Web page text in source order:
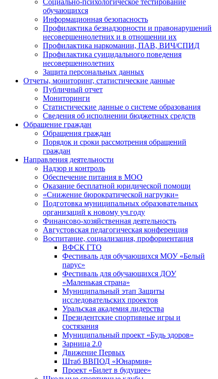
Социально-психологическое тестирование
обучающихся
Информационная безопасность
Профилактика безнадзорности и правонарушений
несовершеннолетних и в отношении их
Профилактика наркомании, ПАВ, ВИЧ/СПИД
Профилактика суицидального поведения
несовершеннолетних
Защита персональных данных
Отчеты, мониторинг, статистические данные
Публичный отчет
Мониторинги
Статистические данные о системе образования
Сведения об исполнении бюджетных средств
Обращение граждан
Обращения граждан
Порядок и сроки рассмотрения обращений
граждан
Направления деятельности
Надзор и контроль
Обеспечение питания в МОО
Оказание бесплатной юридической помощи
«Снижение бюрократической нагрузки»
Подготовка муниципальных образовательных
организаций к новому уч.году
Финансово-хозяйственная деятельность
Августовская педагогическая конференция
Воспитание, социализация, профориентация
ВФСК ГТО
Фестиваль для обучающихся МОУ «Белый
парус»
Фестиваль для обучающихся ДОУ
«Маленькая страна»
Муниципальный этап Защиты
исследовательских проектов
Уральская академия лидерства
Президентские спортивные игры и
состязания
Муниципальный проект «Будь здоров»
Зарница 2.0
Движение Первых
Штаб ВВПОД «Юнармия»
Проект «Билет в будущее»